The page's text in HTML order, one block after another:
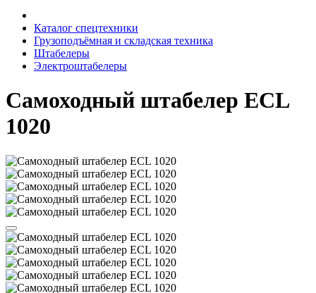
Каталог спецтехники
Грузоподъёмная и складская техника
Штабелеры
Электроштабелеры
Самоходный штабелер ECL
1020